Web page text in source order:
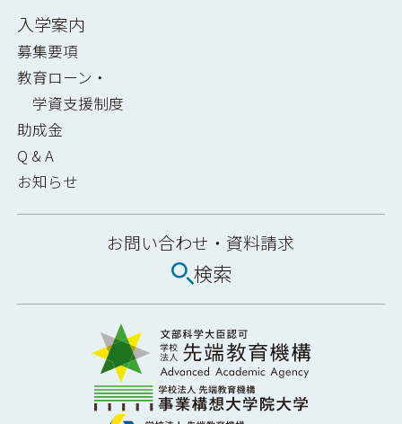
入学案内
募集要項
教育ローン・
学資支援制度
助成金
Q & A
お知らせ
お問い合わせ・資料請求
検索